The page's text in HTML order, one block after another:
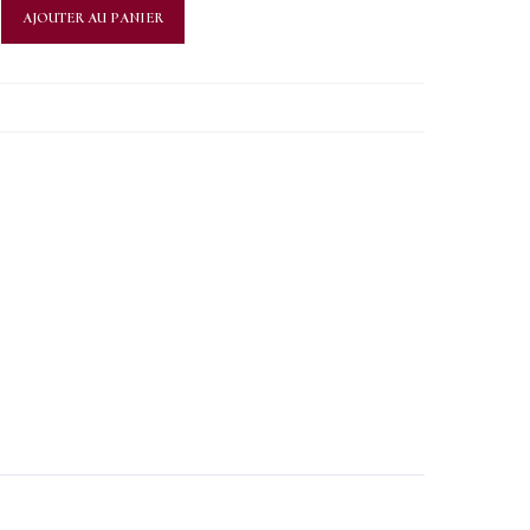
AJOUTER AU PANIER